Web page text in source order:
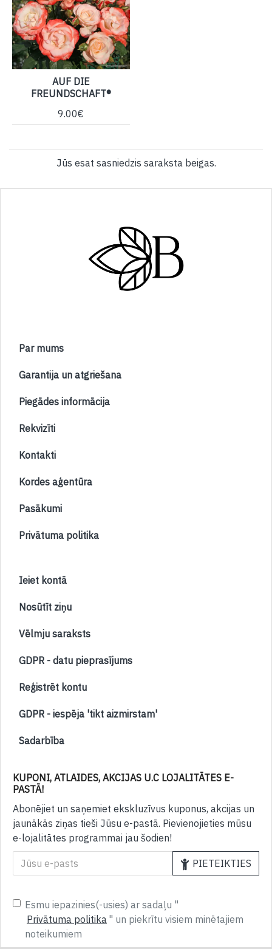
AUF DIE
FREUNDSCHAFT®
9.00€
Jūs esat sasniedzis saraksta beigas.
Par mums
Garantija un atgriešana
Piegādes informācija
Rekvizīti
Kontakti
Kordes aģentūra
Pasākumi
Privātuma politika
Ieiet kontā
Nosūtīt ziņu
Vēlmju saraksts
GDPR - datu pieprasījums
Reģistrēt kontu
GDPR - iespēja 'tikt aizmirstam'
Sadarbība
KUPONI, ATLAIDES, AKCIJAS U.C LOJALITĀTES E-
PASTĀ!
Abonējiet un saņemiet ekskluzīvus kuponus, akcijas un
jaunākās ziņas tieši Jūsu e-pastā. Pievienojieties mūsu
e-lojalitātes programmai jau šodien!
PIETEIKTIES
Esmu iepazinies(-usies) ar sadaļu "
Privātuma politika " un piekrītu visiem minētajiem
noteikumiem